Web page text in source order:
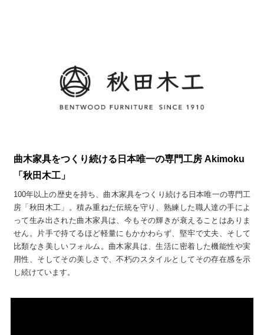
曲木家具をつくり続ける日本唯一の専門工房 Akimoku
「秋田木工」
100年以上の歴史を持ち、曲木家具をつくり続ける日本唯一の専門工
房「秋田木工」。積み重ねた伝統を守り、熟練した職人達の手によ
って生み出された曲木家具は、今もその輝きが衰えることはありま
せん。片手で持てるほど軽量にもかかわらず、堅牢で丈夫、そして
比類なき美しいフォルム。曲木家具は、生活に密着した機能性や実
用性、そしてその美しさで、不朽のスタイルとしてその存在感を示
し続けています。